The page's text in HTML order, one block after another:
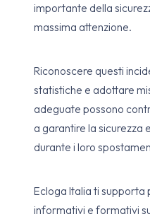
importante della
massima attenzione.
Riconoscere questi
statistiche e adottare
adeguate possono
a garantire la sicurezza
durante i loro
Ecloga Italia ti
informativi e formativi